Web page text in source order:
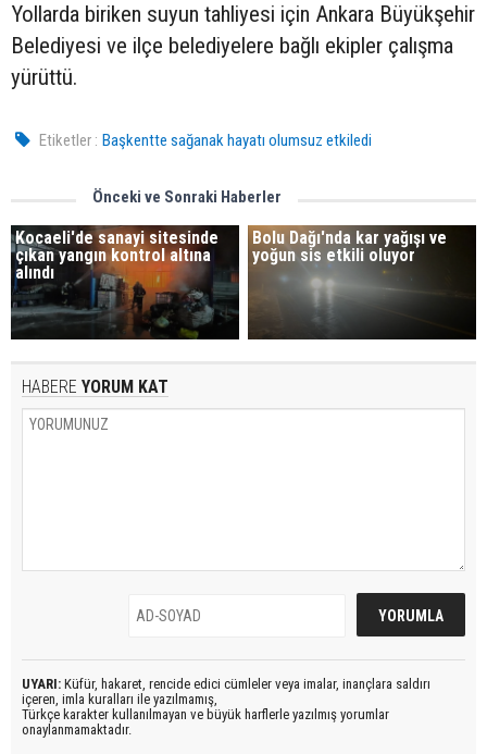
Yollarda biriken suyun tahliyesi için Ankara Büyükşehir
Belediyesi ve ilçe belediyelere bağlı ekipler çalışma
yürüttü.
Etiketler : Başkentte sağanak hayatı olumsuz etkiledi
Önceki ve Sonraki Haberler
Kocaeli'de sanayi sitesinde
çıkan yangın kontrol altına
alındı
Bolu Dağı'nda kar yağışı ve
yoğun sis etkili oluyor
HABERE YORUM KAT
UYARI: Küfür, hakaret, rencide edici cümleler veya imalar, inançlara saldırı
içeren, imla kuralları ile yazılmamış,
Türkçe karakter kullanılmayan ve büyük harflerle yazılmış yorumlar
onaylanmamaktadır.